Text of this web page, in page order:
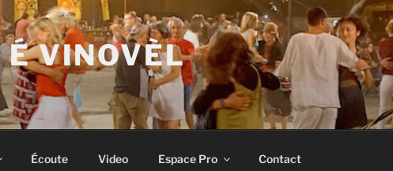
VINOVÈL
Écoute Video Espace Pro Contact